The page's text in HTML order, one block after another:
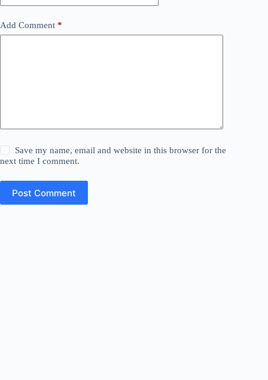
Add Comment *
Save my name, email and website in this browser for the
next time I comment.
Post Comment